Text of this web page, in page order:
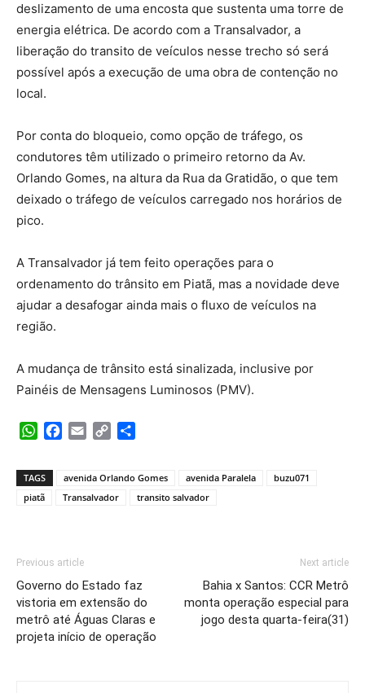
deslizamento de uma encosta que sustenta uma torre de
energia elétrica. De acordo com a Transalvador, a
liberação do transito de veículos nesse trecho só será
possível após a execução de uma obra de contenção no
local.
Por conta do bloqueio, como opção de tráfego, os
condutores têm utilizado o primeiro retorno da Av.
Orlando Gomes, na altura da Rua da Gratidão, o que tem
deixado o tráfego de veículos carregado nos horários de
pico.
A Transalvador já tem feito operações para o
ordenamento do trânsito em Piatã, mas a novidade deve
ajudar a desafogar ainda mais o fluxo de veículos na
região.
A mudança de trânsito está sinalizada, inclusive por
Painéis de Mensagens Luminosos (PMV).
WhatsApp
Facebook
Email Copy
TAGS avenida Orlando Gomes avenida Paralela
buzu071
piatã
Transalvador transito salvador
Previous article
Governo do Estado faz
vistoria em extensão do
metrô até Águas Claras e
projeta início de operação
Next article
Bahia x Santos: CCR Metrô
monta operação especial para
jogo desta quarta-feira(31)